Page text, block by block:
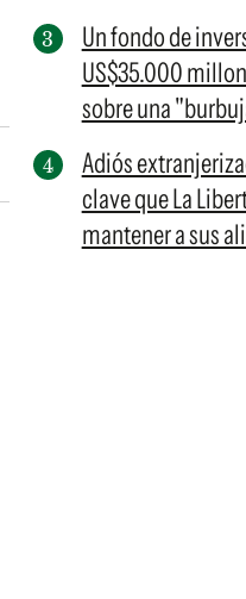
Un fondo de
US$35.000
sobre una
Adiós
clave que La
mantener a sus